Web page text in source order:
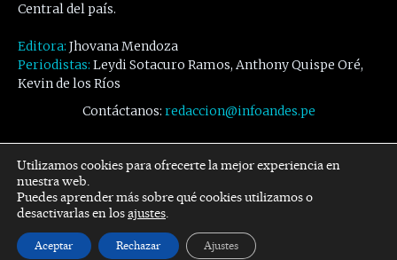
Central del país.
Editora: Jhovana Mendoza
Periodistas: Leydi Sotacuro Ramos, Anthony Quispe Oré,
Kevin de los Ríos
Contáctanos: redaccion@infoandes.pe
Síguenos
Facebook Twitter Youtube
Utilizamos cookies para ofrecerte la mejor experiencia en
nuestra web.
Puedes aprender más sobre qué cookies utilizamos o
desactivarlas en losajustes.
Aceptar Rechazar Ajustes